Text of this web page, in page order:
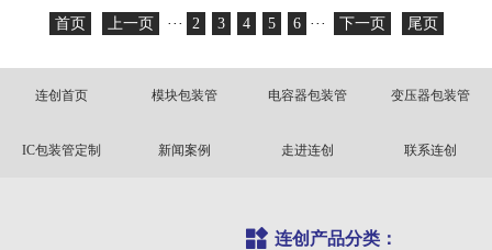
首页 上一页 ··· 2 3 4 5 6 ··· 下一页 尾页
连创首页 模块包装管 电容器包装管 变压器包装管
IC包装管定制 新闻案例 走进连创 联系连创
连创产品分类：